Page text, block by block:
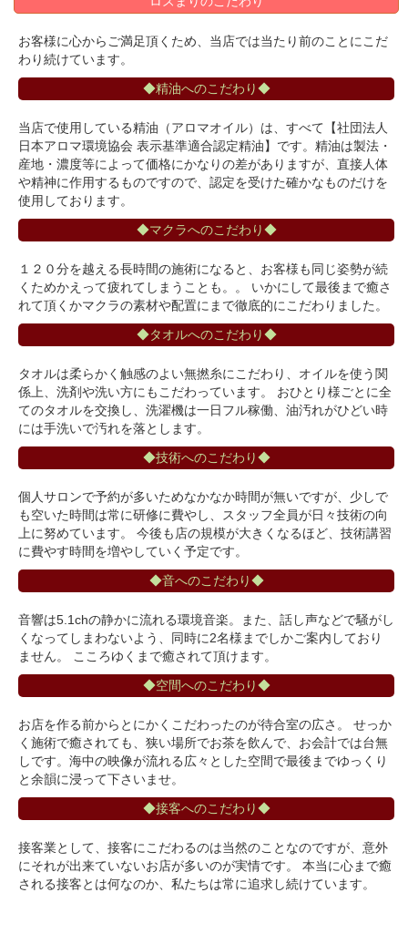
お客様に心からご満足頂くため、当店では当たり前のことにこだ
わり続けています。
◆精油へのこだわり◆
当店で使用している精油（アロマオイル）は、すべて【社団法人
日本アロマ環境協会 表示基準適合認定精油】です。精油は製法・
産地・濃度等によって価格にかなりの差がありますが、直接人体
や精神に作用するものですので、認定を受けた確かなものだけを
使用しております。
◆マクラへのこだわり◆
１２０分を越える長時間の施術になると、お客様も同じ姿勢が続
くためかえって疲れてしまうことも。。 いかにして最後まで癒さ
れて頂くかマクラの素材や配置にまで徹底的にこだわりました。
◆タオルへのこだわり◆
タオルは柔らかく触感のよい無撚糸にこだわり、オイルを使う関
係上、洗剤や洗い方にもこだわっています。 おひとり様ごとに全
てのタオルを交換し、洗濯機は一日フル稼働、油汚れがひどい時
には手洗いで汚れを落とします。
◆技術へのこだわり◆
個人サロンで予約が多いためなかなか時間が無いですが、少しで
も空いた時間は常に研修に費やし、スタッフ全員が日々技術の向
上に努めています。 今後も店の規模が大きくなるほど、技術講習
に費やす時間を増やしていく予定です。
◆音へのこだわり◆
音響は5.1chの静かに流れる環境音楽。また、話し声などで騒がし
くなってしまわないよう、同時に2名様までしかご案内しており
ません。 こころゆくまで癒されて頂けます。
◆空間へのこだわり◆
お店を作る前からとにかくこだわったのが待合室の広さ。 せっか
く施術で癒されても、狭い場所でお茶を飲んで、お会計では台無
しです。海中の映像が流れる広々とした空間で最後までゆっくり
と余韻に浸って下さいませ。
◆接客へのこだわり◆
接客業として、接客にこだわるのは当然のことなのですが、意外
にそれが出来ていないお店が多いのが実情です。 本当に心まで癒
される接客とは何なのか、私たちは常に追求し続けています。